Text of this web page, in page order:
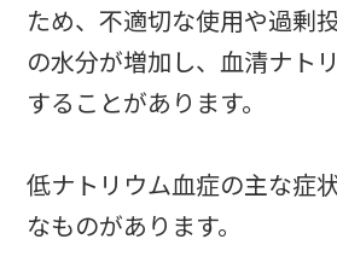
ため、不適切な使用や過剰
の水分が増加し、血清ナト
することがあります。
低ナトリウム血症の主な症
なものがあります。